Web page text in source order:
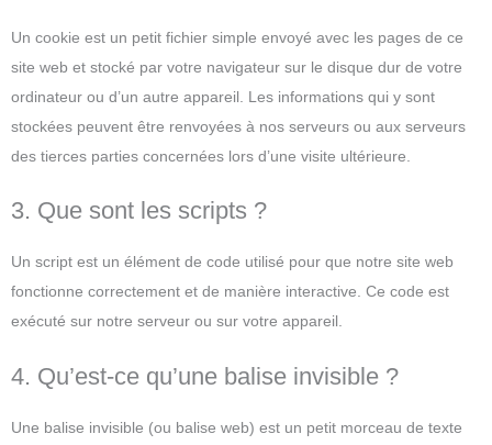
Un cookie est un petit fichier simple envoyé avec les pages de ce
site web et stocké par votre navigateur sur le disque dur de votre
ordinateur ou d’un autre appareil. Les informations qui y sont
stockées peuvent être renvoyées à nos serveurs ou aux serveurs
des tierces parties concernées lors d’une visite ultérieure.
3. Que sont les scripts ?
Un script est un élément de code utilisé pour que notre site web
fonctionne correctement et de manière interactive. Ce code est
exécuté sur notre serveur ou sur votre appareil.
4. Qu’est-ce qu’une balise invisible ?
Une balise invisible (ou balise web) est un petit morceau de texte